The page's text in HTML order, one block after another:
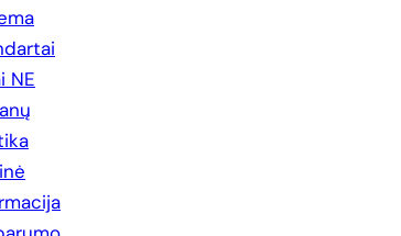
NE